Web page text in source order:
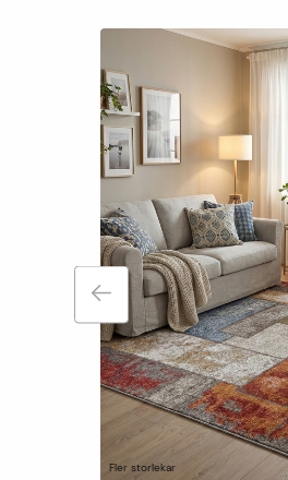
Fler storlekar